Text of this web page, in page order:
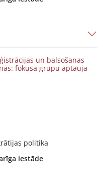
un balsošanas
fokusa grupu aptauja
politika
iestāde